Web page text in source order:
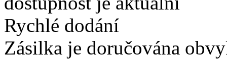
Rychlé dodání
Zásilka je doručována